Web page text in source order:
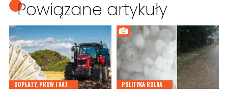
Powiązane artykuły
DOPŁATY, PROW I VAT
POLITYKA ROLNA